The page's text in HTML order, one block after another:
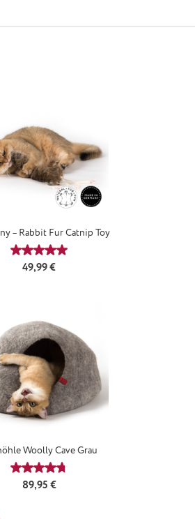
– Rabbit Fur Catnip Toy
Durchschnittliche Bewertung von 5
Regulärer Preis:
49,99 €
Woolly Cave Grau
Durchschnittliche Bewertung von
Regulärer Preis:
89,95 €